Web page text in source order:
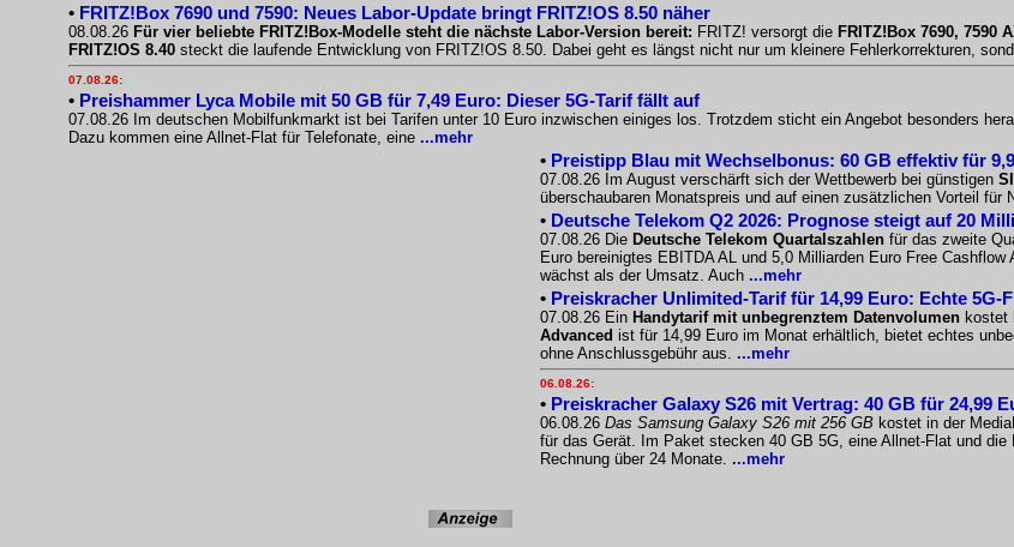
• FRITZ!Box 7690 und 7590: Neues Labor-Update bringt FRITZ!OS 8.50 näher
08.08.26 Für vier beliebte FRITZ!Box-Modelle steht die nächste Labor-Version bereit: FRITZ! versorgt die FRITZ!Box 7690, 7590
FRITZ!OS 8.40 steckt die laufende Entwicklung von FRITZ!OS 8.50. Dabei geht es längst nicht nur um kleinere Fehlerkorrekturen,
07.08.26:
• Preishammer Lyca Mobile mit 50 GB für 7,49 Euro: Dieser 5G-Tarif fällt auf
07.08.26 Im deutschen Mobilfunkmarkt ist bei Tarifen unter 10 Euro inzwischen einiges los. Trotzdem sticht ein Angebot besonders
Dazu kommen eine Allnet-Flat für Telefonate, eine ...mehr
• Preistipp Blau mit Wechselbonus: 60 GB effektiv für
07.08.26 Im August verschärft sich der Wettbewerb bei günstigen
überschaubaren Monatspreis und auf einen zusätzlichen Vorteil für
• Deutsche Telekom Q2 2026: Prognose steigt auf 20
07.08.26 Die Deutsche Telekom Quartalszahlen für das zweite
Euro bereinigtes EBITDA AL und 5,0 Milliarden Euro Free
wächst als der Umsatz. Auch ...mehr
• Preiskracher Unlimited-Tarif für 14,99 Euro: Echte 5G-
07.08.26 Ein Handytarif mit unbegrenztem Datenvolumen kostet
Advanced ist für 14,99 Euro im Monat erhältlich, bietet echtes
ohne Anschlussgebühr aus. ...mehr
06.08.26:
• Preiskracher Galaxy S26 mit Vertrag: 40 GB für 24,99
06.08.26 Das Samsung Galaxy S26 mit 256 GB kostet in der
für das Gerät. Im Paket stecken 40 GB 5G, eine Allnet-Flat und
Rechnung über 24 Monate. ...mehr